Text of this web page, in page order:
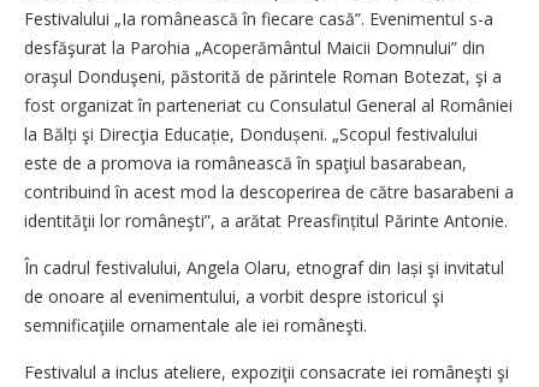
Festivalului „Ia românească în fiecare casă”. Evenimentul s-a
desfăşurat la Parohia „Acoperământul Maicii Domnului” din
oraşul Donduşeni, păstorită de părintele Roman Botezat, şi a
fost organizat în parteneriat cu Consulatul General al României
la Bălți şi Direcţia Educație, Dondușeni. „Scopul festivalului
este de a promova ia românească în spaţiul basarabean,
contribuind în acest mod la descoperirea de către basarabeni a
identităţii lor româneşti”, a arătat Preasfințitul Părinte Antonie.
În cadrul festivalului, Angela Olaru, etnograf din Iași şi invitatul
de onoare al evenimentului, a vorbit despre istoricul şi
semnificaţiile ornamentale ale iei româneşti.
Festivalul a inclus ateliere, expoziţii consacrate iei româneşti şi